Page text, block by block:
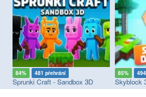
84% 481 přehrání
Sprunki Craft - Sandbox 3D
85%
Skyblock